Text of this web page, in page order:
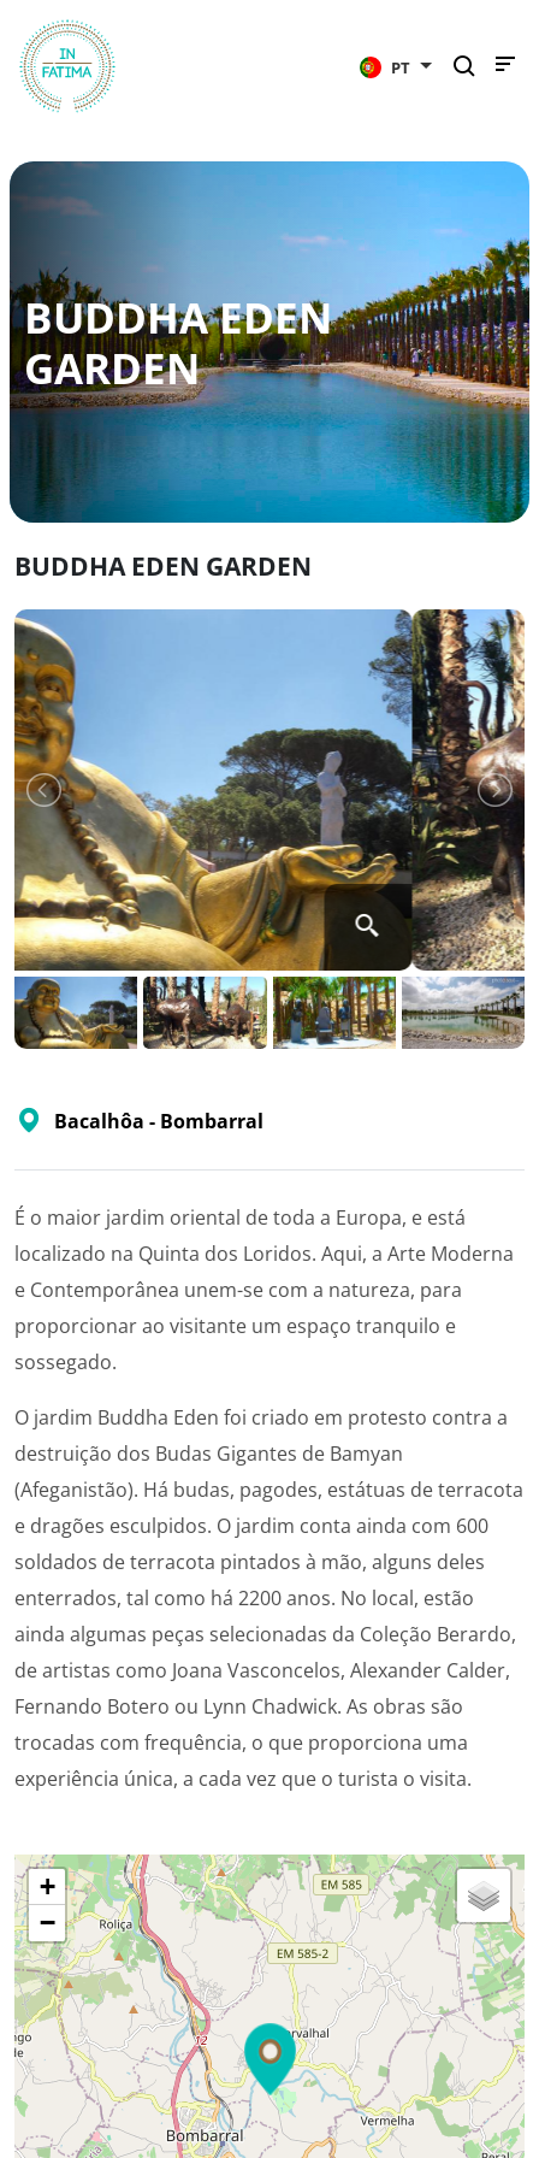
PT
BUDDHA EDEN
GARDEN
BUDDHA EDEN GARDEN
Bacalhôa - Bombarral
É o maior jardim oriental de toda a Europa, e está
localizado na Quinta dos Loridos. Aqui, a Arte Moderna
e Contemporânea unem-se com a natureza, para
proporcionar ao visitante um espaço tranquilo e
sossegado.
O jardim Buddha Eden foi criado em protesto contra a
destruição dos Budas Gigantes de Bamyan
(Afeganistão). Há budas, pagodes, estátuas de terracota
e dragões esculpidos. O jardim conta ainda com 600
soldados de terracota pintados à mão, alguns deles
enterrados, tal como há 2200 anos. No local, estão
ainda algumas peças selecionadas da Coleção Berardo,
de artistas como Joana Vasconcelos, Alexander Calder,
Fernando Botero ou Lynn Chadwick. As obras são
trocadas com frequência, o que proporciona uma
experiência única, a cada vez que o turista o visita.
+
−